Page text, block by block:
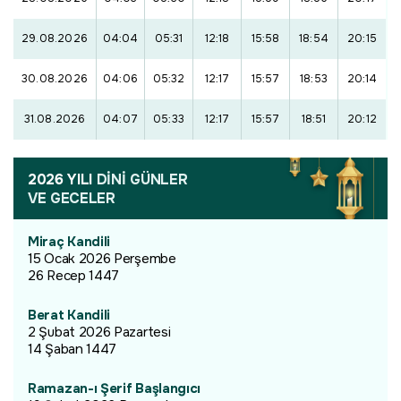
29.08.2026 04:04 05:31 12:18 15:58 18:54 20:15
30.08.2026 04:06 05:32 12:17 15:57 18:53 20:14
31.08.2026 04:07 05:33 12:17 15:57 18:51 20:12
2026 YILI DİNİ GÜNLER
VE GECELER
Miraç Kandili
15 Ocak 2026 Perşembe
26 Recep 1447
Berat Kandili
2 Şubat 2026 Pazartesi
14 Şaban 1447
Ramazan-ı Şerif Başlangıcı